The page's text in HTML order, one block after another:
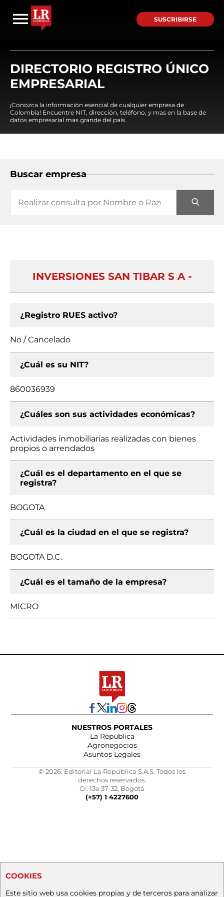
SUSCRIBIRSE
DIRECTORIO REGISTRO ÚNICO
EMPRESARIAL
¡Conozca la información esencial de cualquier empresa de
Colombia! Encuentre NIT, dirección, teléfono, y mas en la base de
datos empresarial mas grande del país.
Buscar empresa
INVERSIONES SAN TIBAR S A -
¿Registro RUES activo?
No / Cancelado
¿Cuál es su NIT?
860036939
¿Cuáles son sus actividades económicas?
Actividades inmobiliarias realizadas con bienes
propios o arrendados
¿Cuál es el departamento en el que se
registra?
BOGOTA
¿Cuál es la ciudad en el que se registra?
BOGOTA D.C.
¿Cuál es el tamaño de la empresa?
MICRO
NUESTROS PORTALES
La República
Agronegocios
Asuntos Legales
© 2026, Editorial La República S.A.S. Todos los
derechos reservados.
Cr. 13a 37-32, Bogotá
(+57) 1 4227600
COOKIES
Este sitio web usa cookies propias y de terceros para analizar